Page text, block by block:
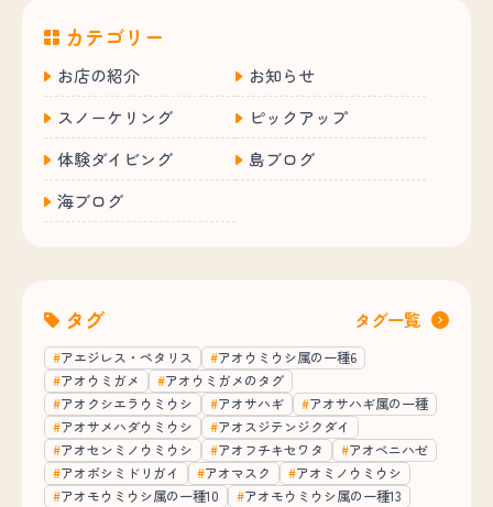
カテゴリー
お店の紹介
お知らせ
スノーケリング
ピックアップ
体験ダイビング
島ブログ
海ブログ
タグ タグ一覧
アエジレス・ペタリス
アオウミウシ属の一種6
アオウミガメ
アオウミガメのタグ
アオクシエラウミウシ
アオサハギ
アオサハギ属の一種
アオサメハダウミウシ
アオスジテンジクダイ
アオセンミノウミウシ
アオフチキセワタ
アオベニハゼ
アオボシミドリガイ
アオマスク
アオミノウミウシ
アオモウミウシ属の一種10
アオモウミウシ属の一種13